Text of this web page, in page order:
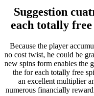
each
Because the
no cost twist, he
new spins form
the for each
an excellent
numerous